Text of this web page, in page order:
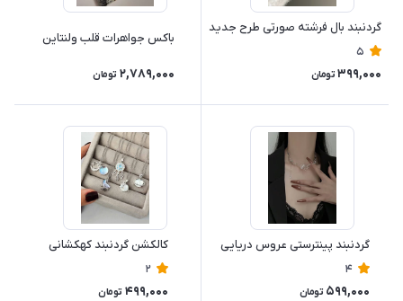
گردنبند بال فرشته صورتی طرح جدید
5
399,000 تومان
باکس جواهرات قلب ولنتاین
2,789,000 تومان
گردنبند پینترستی عروس دریایی
4
599,000 تومان
کالکشن گردنبند کهکشانی
2
499,000 تومان